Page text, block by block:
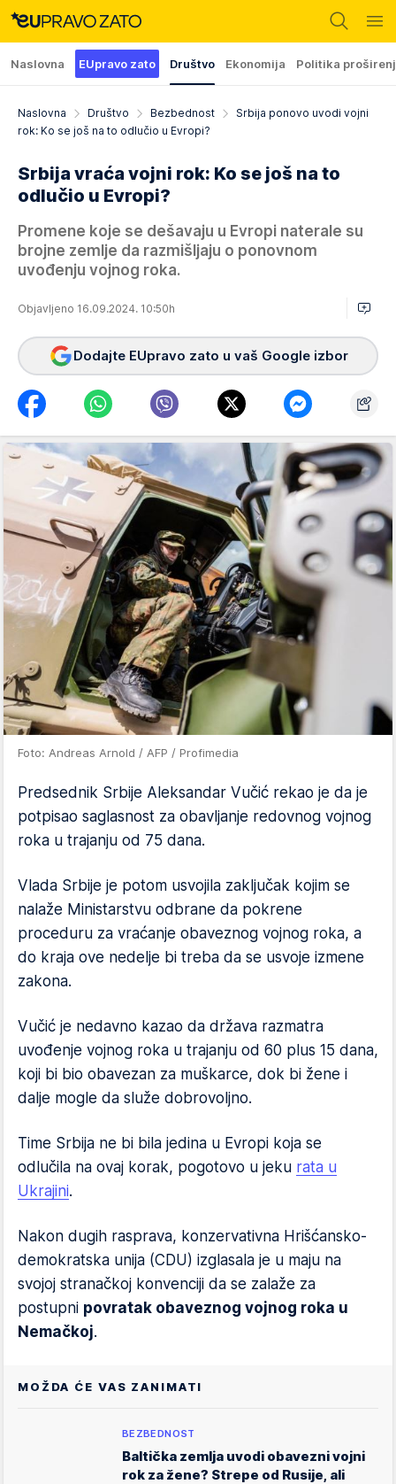
Naslovna EUpravo zato Društvo Ekonomija Politika
Naslovna Društvo Bezbednost
Srbija ponovo uvodi vojni
rok: Ko se još na to odlučio u Evropi?
Srbija vraća vojni rok: Ko se još na to
odlučio u Evropi?
Promene koje se dešavaju u Evropi naterale su
brojne zemlje da razmišljaju o ponovnom
uvođenju vojnog roka.
Objavljeno 16.09.2024. 10:50h
Dodajte EUpravo zato u vaš Google izbor
Foto: Andreas Arnold / AFP / Profimedia
Predsednik Srbije Aleksandar Vučić rekao je da je
potpisao saglasnost za obavljanje redovnog vojnog
roka u trajanju od 75 dana.
Vlada Srbije je potom usvojila zaključak kojim se
nalaže Ministarstvu odbrane da pokrene
proceduru za vraćanje obaveznog vojnog roka, a
do kraja ove nedelje bi treba da se usvoje izmene
zakona.
Vučić je nedavno kazao da država razmatra
uvođenje vojnog roka u trajanju od 60 plus 15 dana,
koji bi bio obavezan za muškarce, dok bi žene i
dalje mogle da služe dobrovoljno.
Time Srbija ne bi bila jedina u Evropi koja se
odlučila na ovaj korak, pogotovo u jeku rata u
Ukrajini.
Nakon dugih rasprava, konzervativna Hrišćansko-
demokratska unija (CDU) izglasala je u maju na
svojoj stranačkoj konvenciji da se zalaže za
postupni povratak obaveznog vojnog roka u
Nemačkoj.
MOŽDA ĆE VAS ZANIMATI
BEZBEDNOST
Baltička zemlja uvodi obavezni vojni
rok za žene? Strepe od Rusije, ali